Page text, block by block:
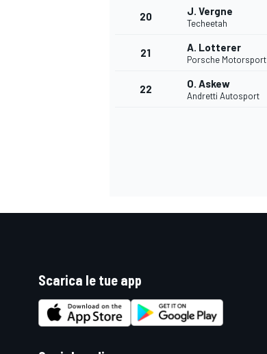
20 J. Vergne
Techeetah
21 A. Lotterer
Porsche Motorsport
22 O. Askew
Andretti Autosport
Scarica le tue app